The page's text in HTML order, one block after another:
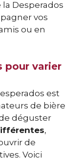
Desperados
vos
ou en
pour varier
est
de bière
déguster
,
de
Voici